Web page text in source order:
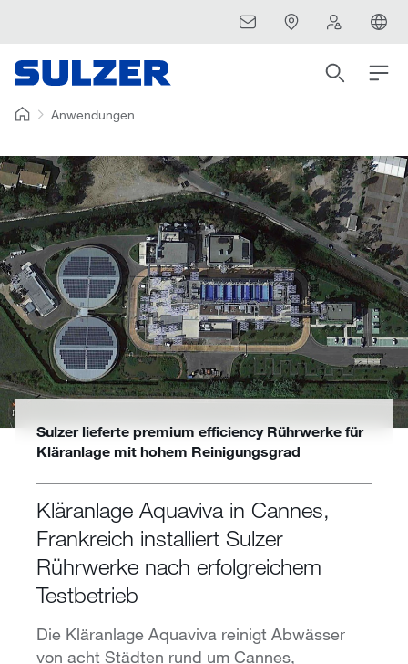
Anwendungen
Sulzer lieferte premium efficiency Rührwerke für
Kläranlage mit hohem Reinigungsgrad
Kläranlage Aquaviva in Cannes,
Frankreich installiert Sulzer
Rührwerke nach erfolgreichem
Testbetrieb
Die Kläranlage Aquaviva reinigt Abwässer
von acht Städten rund um Cannes,